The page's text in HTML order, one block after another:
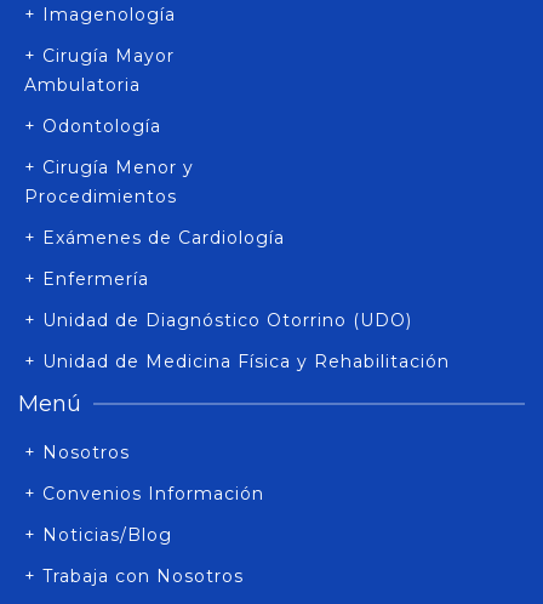
+ Imagenología
+ Cirugía Mayor
Ambulatoria
+ Odontología
+ Cirugía Menor y
Procedimientos
+ Exámenes de Cardiología
+ Enfermería
+ Unidad de Diagnóstico Otorrino (UDO)
+ Unidad de Medicina Física y Rehabilitación
Menú
+ Nosotros
+ Convenios Información
+ Noticias/Blog
+ Trabaja con Nosotros